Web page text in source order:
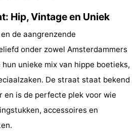
Hip, Vintage en Uniek
en de aangrenzende
onder zowel Amsterdammers
unieke mix van hippe boetieks,
De straat staat bekend
en is de perfecte plek voor wie
accessoires en